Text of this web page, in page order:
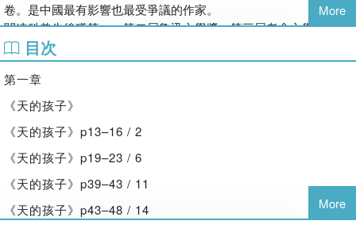
卷。是中國最有影響也最受爭議的作家。
閻連科曾先後獲第一、第二屆魯迅文學獎，第三屆老舍文學獎和馬
來西亞第12屆世界華文文學獎；2012年入圍法國費米那文學獎短名
單，2013年入圍英國國際布克獎短名單。2014年獲捷克卡夫卡文
學獎。2015年《受活》獲日本
「推特」文學獎，2016年再次入圍英國國際布克獎短名
獎。其作品被譯為日、韓、越、法、英、德、意大利、西班牙、以
色列、荷蘭、挪威、瑞典、捷克等三十多種語言，出版外文作品百
作家和香港科技大學冼為堅中國文化客座教授。
More
目次
第一章
《天的孩子》
《天的孩子》p13–16 / 2
《天的孩子》p19–23 / 6
《天的孩子》p39–43 / 11
《天的孩子》p43–48 / 14
More